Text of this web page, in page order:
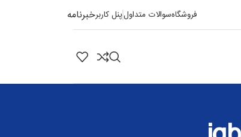
فروشگاهسوالات متداولپنل کاربرخبرنامه